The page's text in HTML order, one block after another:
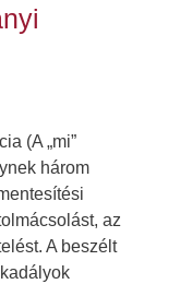
(A „mi”
három
az
A beszélt